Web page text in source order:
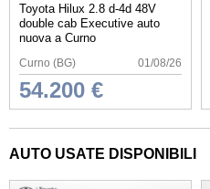
Toyota Hilux 2.8 d-4d 48V
double cab Executive auto
nuova a Curno
Curno (BG) 01/08/26
54.200 €
AUTO USATE DISPONIBILI